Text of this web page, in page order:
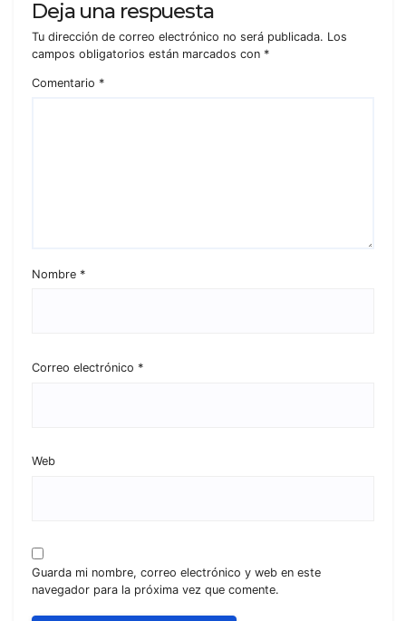
Deja una respuesta
Tu dirección de correo electrónico no será publicada. Los
campos obligatorios están marcados con *
Comentario *
Nombre *
Correo electrónico *
Web
Guarda mi nombre, correo electrónico y web en este
navegador para la próxima vez que comente.